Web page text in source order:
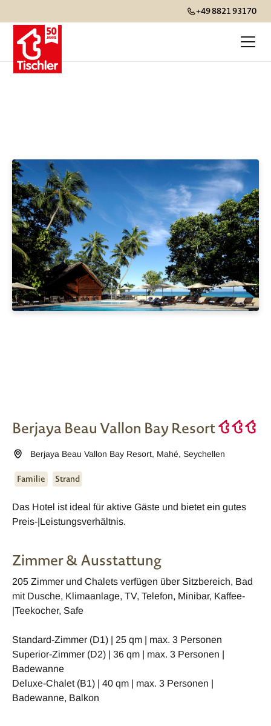
+49 8821 93170
Berjaya Beau Vallon Bay Resort
Berjaya Beau Vallon Bay Resort, Mahé,Seychellen
Familie Strand
Das Hotel ist ideal für aktive Gäste und bietet ein gutes
Preis-|Leistungsverhältnis.
Zimmer & Ausstattung
205 Zimmer und Chalets verfügen über Sitzbereich, Bad
mit Dusche, Klimaanlage, TV, Telefon, Minibar, Kaffee-
|Teekocher, Safe
Standard-Zimmer (D1) | 25 qm | max. 3 Personen
Superior-Zimmer (D2) | 36 qm | max. 3 Personen |
Badewanne
Deluxe-Chalet (B1) | 40 qm | max. 3 Personen |
Badewanne, Balkon